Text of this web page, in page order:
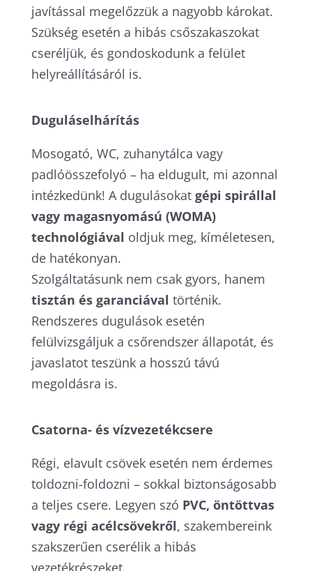
javítással megelőzzük a nagyobb károkat.
Szükség esetén a hibás csőszakaszokat
cseréljük, és gondoskodunk a felület
helyreállításáról is.
Duguláselhárítás
Mosogató, WC, zuhanytálca vagy
padlóösszefolyó – ha eldugult, mi azonnal
intézkedünk! A dugulásokat gépi spirállal
vagy magasnyomású (WOMA)
technológiával oldjuk meg, kíméletesen,
de hatékonyan.
Szolgáltatásunk nem csak gyors, hanem
tisztán és garanciával történik.
Rendszeres dugulások esetén
felülvizsgáljuk a csőrendszer állapotát, és
javaslatot teszünk a hosszú távú
megoldásra is.
Csatorna- és vízvezetékcsere
Régi, elavult csövek esetén nem érdemes
toldozni-foldozni – sokkal biztonságosabb
a teljes csere. Legyen szó PVC, öntöttvas
vagy régi acélcsövekről, szakembereink
szakszerűen cserélik a hibás
vezetékrészeket.